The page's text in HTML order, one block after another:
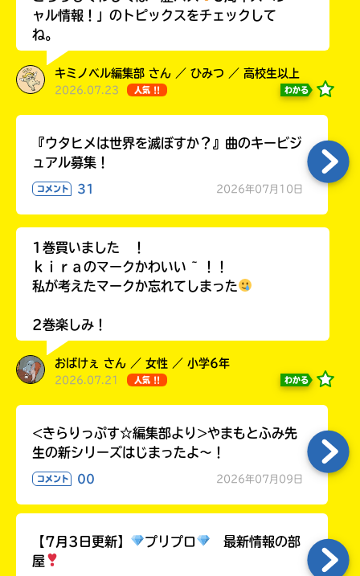
Loading
ャル情報！」のトピックスをチェックして
ね。
キミノベル編集部 さん ／ ひみつ ／ 高校生以上
2026.07.23 人気 !! わかる
『ウタヒメは世界を滅ぼすか？』曲のキービジ
ュアル募集！
コメント 31 2026年07月10日
1巻買いました ！
ｋｉｒａのマークかわいい ~ ！！
私が考えたマークか忘れてしまった
2巻楽しみ！
おばけぇ さん ／ 女性 ／ 小学6年
2026.07.21 人気 !! わかる
<きらりっぷす☆編集部より>やまもとふみ先
生の新シリーズはじまったよ～！
コメント 00 2026年07月09日
【7月3日更新】 プリプロ
最新情報の部
屋
入
力
ラ
が
で、
う
一